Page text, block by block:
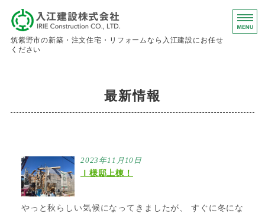
入江建設株
筑紫野市の新築・注文住宅・リフォームなら入江建設にお任せ
ください
求人情報
最新情報
2023年11月10日
Ｉ様邸上棟！
やっと秋らしい気候になってきましたが、 すぐに冬にな